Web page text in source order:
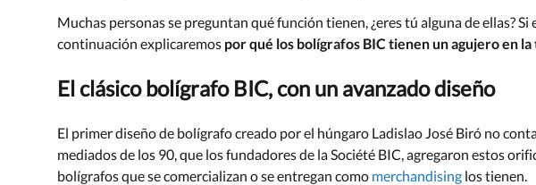
Muchas personas se preguntan qué función tienen, ¿eres tú alguna de ellas?
continuación explicaremos por qué los bolígrafos BIC tienen un agujero en la
El clásico bolígrafo BIC, con un avanzado diseño
El primer diseño de bolígrafo creado por el húngaro Ladislao José Biró no
mediados de los 90, que los fundadores de la Société BIC, agregaron estos
bolígrafos que se comercializan o se entregan como merchandising los tienen.